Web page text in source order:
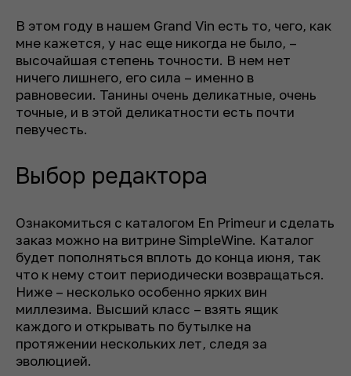
В этом году в нашем Grand Vin есть то, чего, как
мне кажется, у нас еще никогда не было, –
высочайшая степень точности. В нем нет
ничего лишнего, его сила – именно в
равновесии. Танины очень деликатные, очень
точные, и в этой деликатности есть почти
певучесть.
Выбор редактора
Ознакомиться с каталогом En Primeur и сделать
заказ можно на витрине SimpleWine. Каталог
будет пополняться вплоть до конца июня, так
что к нему стоит периодически возвращаться.
Ниже – несколько особенно ярких вин
миллезима. Высший класс – взять ящик
каждого и открывать по бутылке на
протяжении нескольких лет, следя за
эволюцией.